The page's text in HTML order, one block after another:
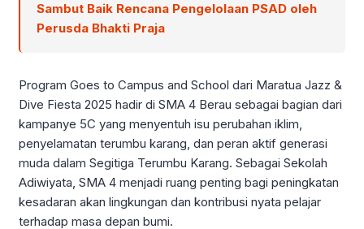
Sambut Baik Rencana Pengelolaan PSAD oleh
Perusda Bhakti Praja
Program Goes to Campus and School dari Maratua Jazz &
Dive Fiesta 2025 hadir di SMA 4 Berau sebagai bagian dari
kampanye 5C yang menyentuh isu perubahan iklim,
penyelamatan terumbu karang, dan peran aktif generasi
muda dalam Segitiga Terumbu Karang. Sebagai Sekolah
Adiwiyata, SMA 4 menjadi ruang penting bagi peningkatan
kesadaran akan lingkungan dan kontribusi nyata pelajar
terhadap masa depan bumi.